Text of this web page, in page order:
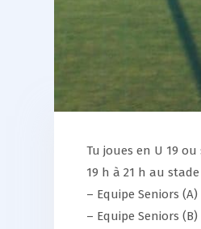
Tu joues en U 19
19 h à 21 h au
– Equipe Seniors
– Equipe Seniors (B)